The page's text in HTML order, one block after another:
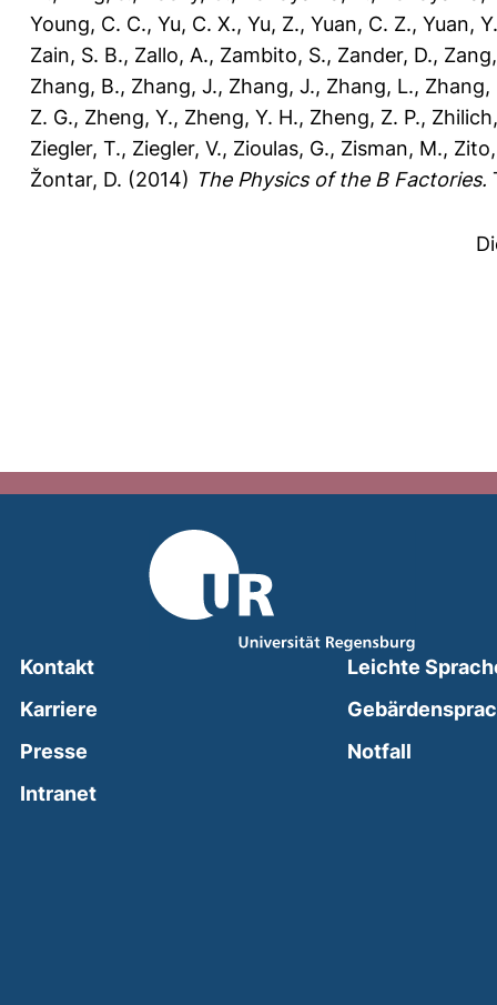
Young, C. C., Yu, C. X., Yu, Z., Yuan, C. Z., Yuan, Y.
Zain, S. B., Zallo, A., Zambito, S., Zander, D.,
Zhang, B., Zhang, J., Zhang, J., Zhang, L., Zhang,
Z. G., Zheng, Y., Zheng, Y. H., Zheng, Z. P.,
Ziegler, T., Ziegler, V., Zioulas, G., Zisman, M.,
Žontar, D. (2014) The Physics of the B Factories.
Kontakt
Karriere
Presse
Intranet(external link, opens in a new window)
Leichte
Notfall